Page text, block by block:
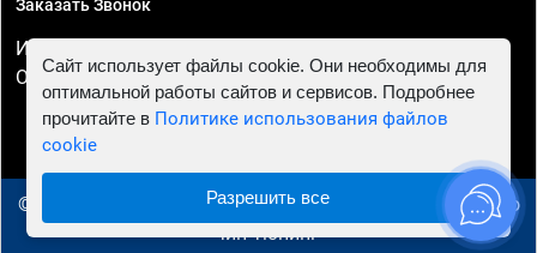
Заказать Звонок
ИП Смирнов Георгий Павлович. ИНН 781302555843,
ОГРНИП 324470400032610
© 2010 - 2026 Чип тюнинг в Ижевске - Автосервис "Евро
Чип Тюнинг"
Сайт использует файлы cookie. Они необходимы для
оптимальной работы сайтов и сервисов. Подробнее
прочитайте в Политике использования файлов
cookie
Разрешить все